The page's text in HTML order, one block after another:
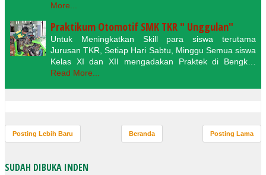
More...
Praktikum Otomotif SMK TKR " Unggulan"
Untuk Meningkatkan Skill para siswa terutama
Jurusan TKR, Setiap Hari Sabtu, Minggu Semua siswa
Kelas XI dan XII mengadakan Praktek di Bengk…
Read More...
Posting Lebih Baru Posting Lama
Beranda
SUDAH DIBUKA INDEN